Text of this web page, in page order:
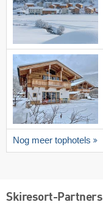
Nog meer tophotels
Skiresort-Partners